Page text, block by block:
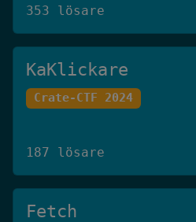
353 lösare
KaKlickare
Crate-CTF 2024
187 lösare
Fetch